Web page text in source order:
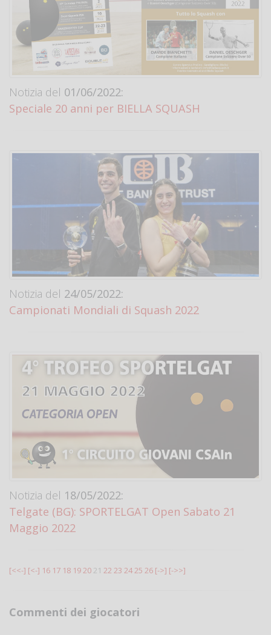
Notizia del 01/06/2022:
Speciale 20 anni per BIELLA SQUASH
Notizia del 24/05/2022:
Campionati Mondiali di Squash 2022
Notizia del 18/05/2022:
Telgate (BG): SPORTELGAT Open Sabato 21
Maggio 2022
[<<-] [<-] 16 17 18 1920 21 22 23 2425 26 [->] [->>]
Commenti dei giocatori